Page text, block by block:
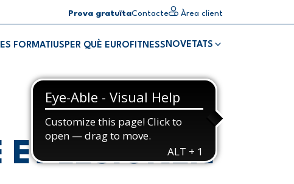
Prova gratuïtaContacte Àrea client
FORMATIUS PER QUÈ EUROFITNESS NOVETATS
ET LESIONEN